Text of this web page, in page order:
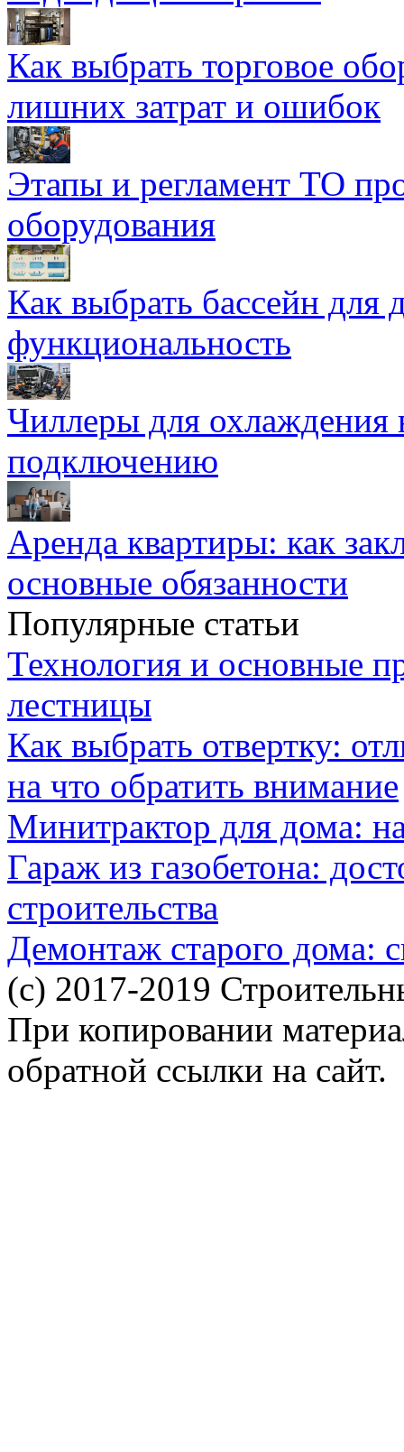
Как выбрать торговое
лишних затрат и ошибок
Этапы и регламент ТО
оборудования
Как выбрать бассейн для
функциональность
Чиллеры для охлаждения
подключению
Аренда квартиры: как
основные обязанности
Популярные статьи
Технология и основные
лестницы
Как выбрать отвертку:
на что обратить внимание
Минитрактор для дома:
Гараж из газобетона:
строительства
Демонтаж старого дома:
(c) 2017-2019
При копировании
обратной ссылки на сайт.